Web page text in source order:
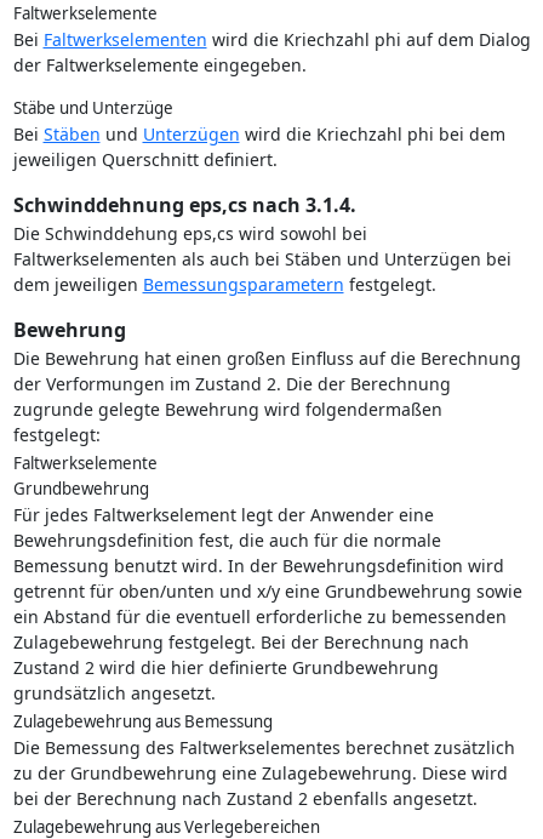
Faltwerkselemente
Bei Faltwerkselementen wird die Kriechzahl phi auf dem Dialog
der Faltwerkselemente eingegeben.
Stäbe und Unterzüge
Bei Stäben und Unterzügen wird die Kriechzahl phi bei dem
jeweiligen Querschnitt definiert.
Schwinddehnung eps,cs nach 3.1.4.
Die Schwinddehung eps,cs wird sowohl bei
Faltwerkselementen als auch bei Stäben und Unterzügen bei
dem jeweiligen Bemessungsparametern festgelegt.
Bewehrung
Die Bewehrung hat einen großen Einfluss auf die Berechnung
der Verformungen im Zustand 2. Die der Berechnung
zugrunde gelegte Bewehrung wird folgendermaßen
festgelegt:
Faltwerkselemente
Grundbewehrung
Für jedes Faltwerkselement legt der Anwender eine
Bewehrungsdefinition fest, die auch für die normale
Bemessung benutzt wird. In der Bewehrungsdefinition wird
getrennt für oben/unten und x/y eine Grundbewehrung sowie
ein Abstand für die eventuell erforderliche zu bemessenden
Zulagebewehrung festgelegt. Bei der Berechnung nach
Zustand 2 wird die hier definierte Grundbewehrung
grundsätzlich angesetzt.
Zulagebewehrung aus Bemessung
Die Bemessung des Faltwerkselementes berechnet zusätzlich
zu der Grundbewehrung eine Zulagebewehrung. Diese wird
bei der Berechnung nach Zustand 2 ebenfalls angesetzt.
Zulagebewehrung aus Verlegebereichen